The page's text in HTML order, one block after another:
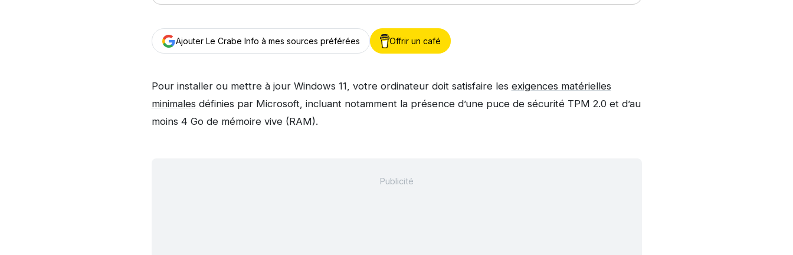
Ajouter Le Crabe Info à mes sources préférées Offrir un café
Pour installer ou mettre à jour Windows 11, votre ordinateur doit satisfaire les exigences matérielles
minimales définies par Microsoft, incluant notamment la présence d’une puce de sécurité TPM 2.0 et d’au
moins 4 Go de mémoire vive (RAM).